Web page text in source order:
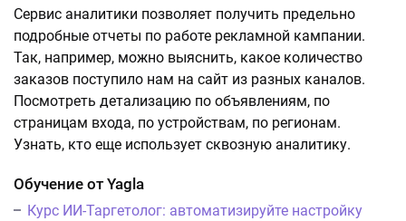
Сервис аналитики позволяет получить предельно
подробные отчеты по работе рекламной кампании.
Так, например, можно выяснить, какое количество
заказов поступило нам на сайт из разных каналов.
Посмотреть детализацию по объявлениям, по
страницам входа, по устройствам, по регионам.
Узнать, кто еще использует сквозную аналитику.
Обучение от Yagla
Курс ИИ-Таргетолог: автоматизируйте настройку